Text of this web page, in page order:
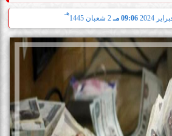
09:06 مـ 2 شعبان 1445
هـ